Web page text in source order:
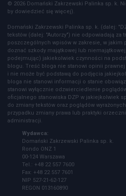
© 2026 Domański Zakrzewski Palinka sp. k.
by dowiedzieć się więcej).
Domański Zakrzewski Palinka sp. k. (dalej:
tekstów (dalej: "Autorzy") nie odpowiadają za
poszczególnych wpisów w zakresie, w jakim
doznać szkody majątkowej lub
podejmując) jakiekolwiek czynności na
blogu. Treść bloga nie stanowi opinii
i nie może być podstawą do podjęcia
bloga nie stanowi informacji o stanie
stanowi wyłącznie odzwierciedlenie
oficjalnego stanowiska DZP w jakiejkolwiek
do zmiany tekstów oraz poglądów
przypadku zmiany prawa lub praktyki
administracji.
Wydawca:
Domański Zakrzewski Palinka sp. k.
Rondo ONZ 1
00-124 Warszawa
Tel.: +48 22 557 7600
Fax: +48 22 557 7601
NIP 527-21-62-127
REGON 013160890